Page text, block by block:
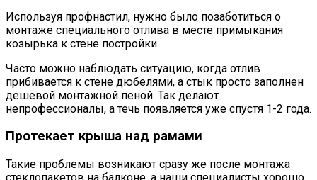
Используя профнастил, нужно было позаботиться о
монтаже специального отлива в месте примыкания
козырька к стене постройки.
Часто можно наблюдать ситуацию, когда отлив
прибивается к стене дюбелями, а стык просто заполнен
дешевой монтажной пеной. Так делают
непрофессионалы, а течь появляется уже спустя 1-2 года.
Протекает крыша над рамами
Такие проблемы возникают сразу же после монтажа